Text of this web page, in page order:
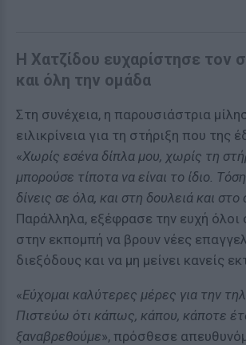
Η Χατζίδου ευχαρίστησε τον
και όλη την ομάδα
Στη συνέχεια, η παρουσιάστρια
ειλικρίνεια για τη στήριξη που της
«Χωρίς εσένα δίπλα μου, χωρίς τη
μπορούσε τίποτα να είναι το ίδιο.
δίνεις σε όλα, και στη δουλειά και στο
Παράλληλα, εξέφρασε την ευχή
στην εκπομπή να βρουν νέες
διεξόδους και να μη μείνει κανείς
«Εύχομαι καλύτερες μέρες για την
Πιστεύω ότι κάπως, κάπου, κάποτε
ξαναβρεθούμε», πρόσθεσε